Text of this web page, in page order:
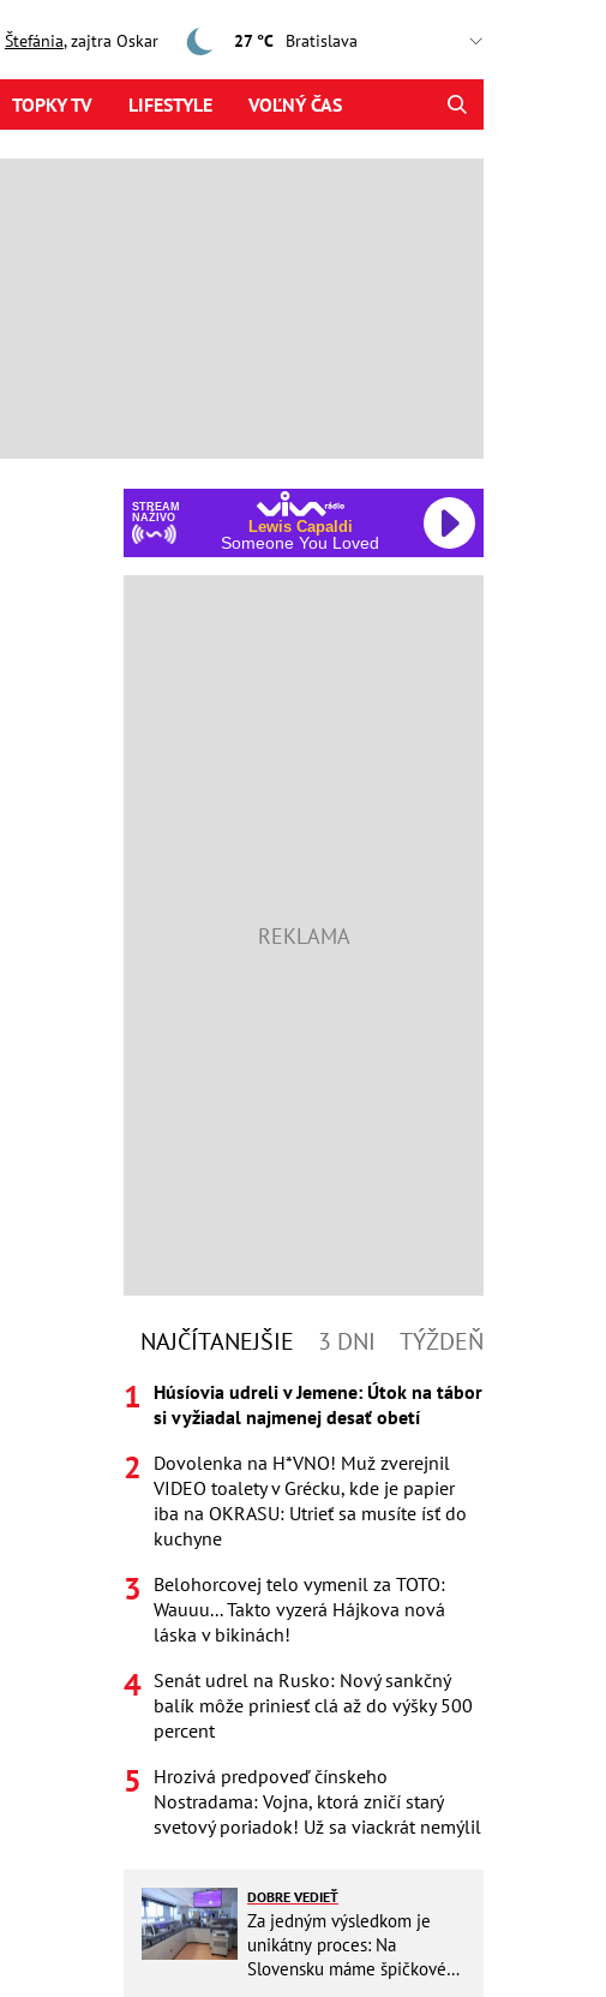
Štefánia, zajtra Oskar 27 °C
TOPKY TV LIFESTYLE VOĽNÝ ČAS
STREAM
NAŽIVO
Lewis Capaldi
Someone You Loved
NAJČÍTANEJŠIE 3 DNI TÝŽDEŇ
Húsíovia udreli v Jemene: Útok na tábor
si vyžiadal najmenej desať obetí
Dovolenka na H*VNO! Muž zverejnil
VIDEO toalety v Grécku, kde je papier
iba na OKRASU: Utrieť sa musíte ísť do
kuchyne
Belohorcovej telo vymenil za TOTO:
Wauuu... Takto vyzerá Hájkova nová
láska v bikinách!
Senát udrel na Rusko: Nový sankčný
balík môže priniesť clá až do výšky 500
percent
Hrozivá predpoveď čínskeho
Nostradama: Vojna, ktorá zničí starý
svetový poriadok! Už sa viackrát nemýlil
DOBRE VEDIEŤ
Za jedným výsledkom je
unikátny proces: Na
Slovensku máme špičkové